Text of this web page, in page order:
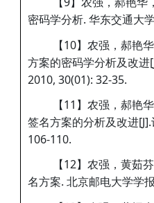
密码学分析. 华东交通大
【10】农强，郝艳
方案的密码学分析及改进
2010, 30(01): 32-35.
【11】农强，郝艳
签名方案的分析及改进
106-110.
【12】农强，黄茹
名方案. 北京邮电大学学